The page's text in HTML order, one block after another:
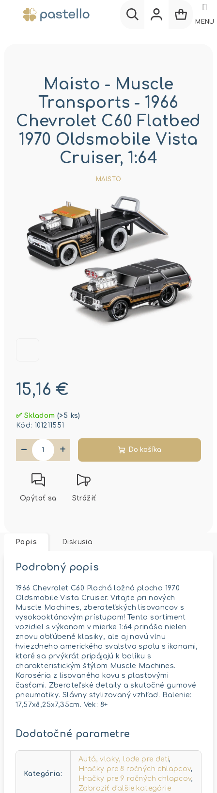
MENU
15,16 €
cena:
✅ Skladom(>5 ks)
Kód: 101211551
+
− Do košíka
Opýtať sa Strážiť
Maisto - Muscle
Transports - 1966
Chevrolet C60 Flatbed
1970 Oldsmobile Vista
Cruiser, 1:64
MAISTO
Popis Diskusia
Podrobný popis
1966 Chevrolet C60 Plochá ložná plocha 1970
Oldsmobile Vista Cruiser. Vitajte pri nových
Muscle Machines, zberateľských lisovancov s
vysokooktánovým prístupom! Tento sortiment
vozidiel s výkonom v mierke 1:64 prináša nielen
znovu obľúbené klasiky, ale aj novú vlnu
hviezdneho amerického svalstva spolu s ikonami,
ktoré sa prvýkrát pripájajú k balíku s
charakteristickým štýlom Muscle Machines.
Karoséria z lisovaného kovu s plastovými
časťami. Zberateľské detaily a skutočné gumové
pneumatiky. Slávny stylizovaný vzhľad. Balenie:
17,57x8,25x7,35cm. Vek: 8+
Dodatočné parametre
Kategória:
Autá, vlaky, lode pre deti,
Hračky pre 8 ročných chlapcov,
Hračky pre 9 ročných chlapcov,
Zobraziť ďalšie kategórie